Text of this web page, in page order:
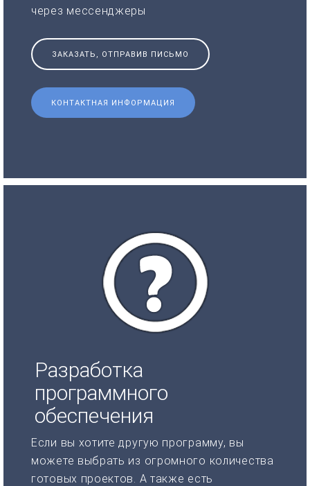
через мессенджеры
ЗАКАЗАТЬ, ОТПРАВИВ ПИСЬМО
КОНТАКТНАЯ ИНФОРМАЦИЯ
Разработка
программного
обеспечения
Если вы хотите другую программу, вы
можете выбрать из огромного количества
готовых проектов. А также есть